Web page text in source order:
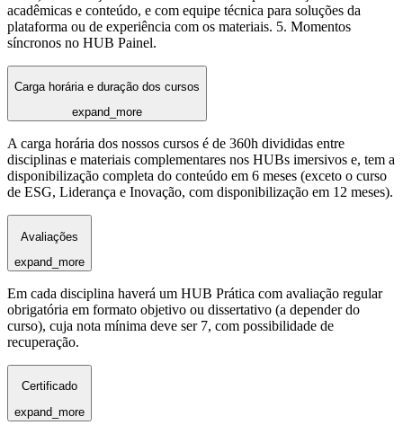
acadêmicas e conteúdo, e com equipe técnica para soluções da
plataforma ou de experiência com os materiais. 5. Momentos
síncronos no HUB Painel.
Carga horária e duração dos cursos
expand_more
A carga horária dos nossos cursos é de 360h divididas entre
disciplinas e materiais complementares nos HUBs imersivos e, tem a
disponibilização completa do conteúdo em 6 meses (exceto o curso
de ESG, Liderança e Inovação, com disponibilização em 12 meses).
Avaliações
expand_more
Em cada disciplina haverá um HUB Prática com avaliação regular
obrigatória em formato objetivo ou dissertativo (a depender do
curso), cuja nota mínima deve ser 7, com possibilidade de
recuperação.
Certificado
expand_more